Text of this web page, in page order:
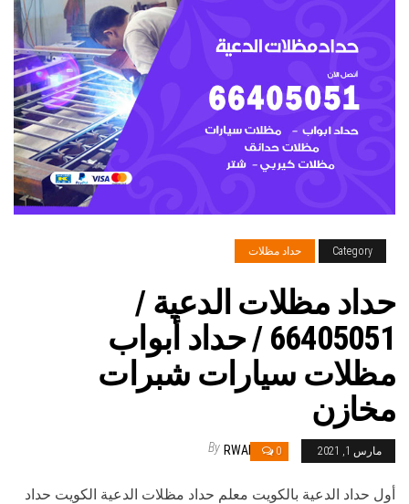
Category حداد مظلات
حداد مظلات الدعية /
66405051 / حداد أبواب
مظلات سيارات شبرات
مخازن
مارس 1, 2021 0
By RWAN
أول حداد الدعية بالكويت معلم حداد مظلات الدعية الكويت حداد